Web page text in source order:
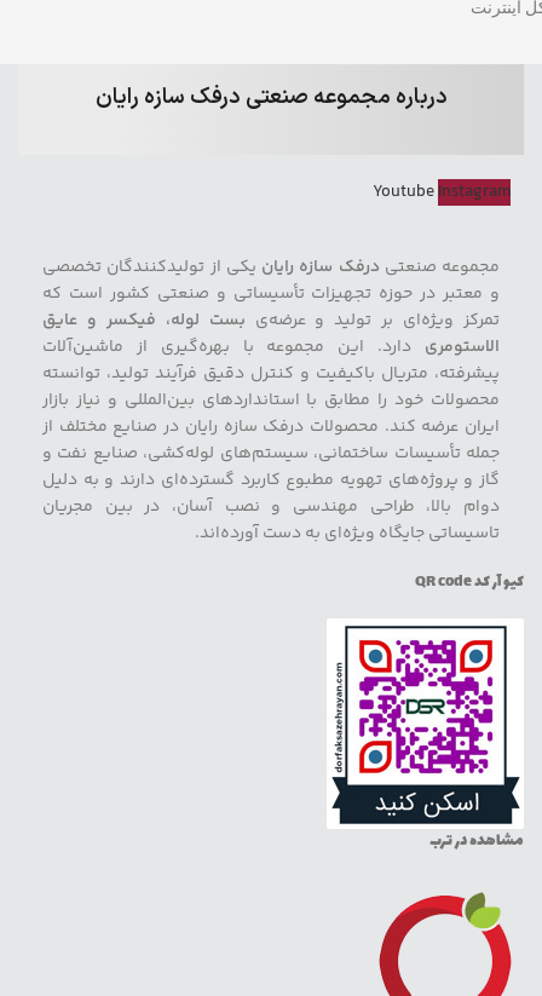
اینترنت
درباره مجموعه صنعتی درفک سازه رایان
YoutubeInstagram
مجموعه صنعتی درفک سازه رایان یکی از تولیدکنندگان تخصصی
و معتبر در حوزه تجهیزات تأسیساتی و صنعتی کشور است که
تمرکز ویژه‌ای بر تولید و عرضه‌ی بست لوله، فیکسر و عایق
الاستومری دارد. این مجموعه با بهره‌گیری از ماشین‌آلات
پیشرفته، متریال باکیفیت و کنترل دقیق فرآیند تولید، توانسته
محصولات خود را مطابق با استانداردهای بین‌المللی و نیاز بازار
ایران عرضه کند. محصولات درفک سازه رایان در صنایع مختلف از
جمله تأسیسات ساختمانی، سیستم‌های لوله‌کشی، صنایع نفت و
گاز و پروژه‌های تهویه مطبوع کاربرد گسترده‌ای دارند و به دلیل
دوام بالا، طراحی مهندسی و نصب آسان، در بین مجریان
تاسیساتی جایگاه ویژه‌ای به دست آورده‌اند.
کیو آر کد QR code
مشاهده در ترب